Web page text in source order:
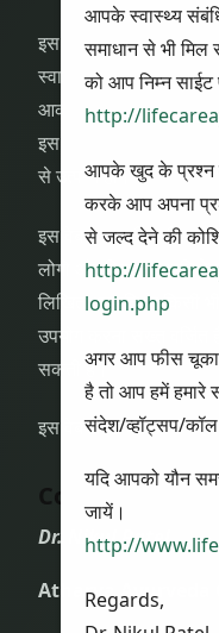
इस वेबसाइट के
स्वामी, लेखक या
आकस्मिक या परिणामी
इस वेबसाइट पर दी गई
से उत्पन्न हो।
इस वेबसाइट की सभी
लोगो और डिज़ाइन आदि
लिखित अनुमति के किसी भी
उपयोग करना सख्त वर्जित
सकती है।
इस वेबसाइट का उपयोग
Contact Us
Dr. Nikul Patel
Atharva Ayurveda
आपके स्वास्थ्य
समाधान से भी मिल
को आप निम्न
http://
आपके खुद के प्रश्न
करके आप अपना
से जल्द देने की
http://
login.php
अगर आप फीस
है तो आप हमें
संदेश/व्हॉट्सप/कॉल
यदि आपको यौन
जायें।
http://
Regards,